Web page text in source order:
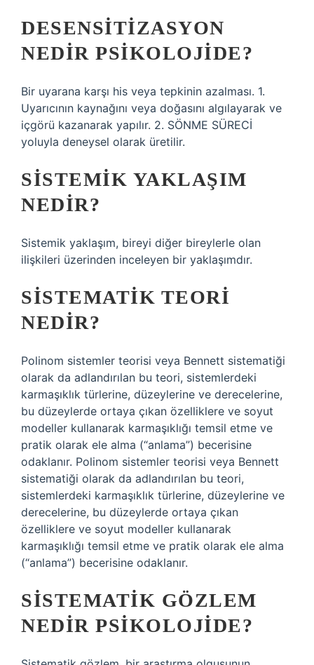
DESENSITIZASYON
NEDIR PSIKOLOJIDE?
Bir uyarana karşı his veya tepkinin azalması. 1.
Uyarıcının kaynağını veya doğasını algılayarak ve
içgörü kazanarak yapılır. 2. SÖNME SÜRECİ
yoluyla deneysel olarak üretilir.
SISTEMIK YAKLAŞIM
NEDIR?
Sistemik yaklaşım, bireyi diğer bireylerle olan
ilişkileri üzerinden inceleyen bir yaklaşımdır.
SISTEMATIK TEORI
NEDIR?
Polinom sistemler teorisi veya Bennett sistematiği
olarak da adlandırılan bu teori, sistemlerdeki
karmaşıklık türlerine, düzeylerine ve derecelerine,
bu düzeylerde ortaya çıkan özelliklere ve soyut
modeller kullanarak karmaşıklığı temsil etme ve
pratik olarak ele alma (“anlama”) becerisine
odaklanır. Polinom sistemler teorisi veya Bennett
sistematiği olarak da adlandırılan bu teori,
sistemlerdeki karmaşıklık türlerine, düzeylerine ve
derecelerine, bu düzeylerde ortaya çıkan
özelliklere ve soyut modeller kullanarak
karmaşıklığı temsil etme ve pratik olarak ele alma
(“anlama”) becerisine odaklanır.
SISTEMATIK GÖZLEM
NEDIR PSIKOLOJIDE?